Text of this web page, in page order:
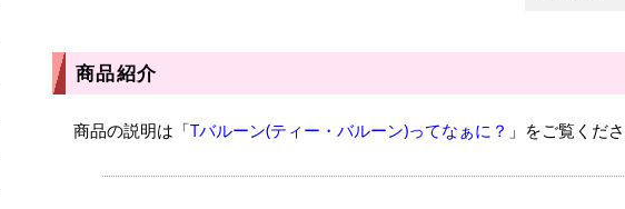
商品紹介
商品の説明は「Tバルーン(ティー・バルーン)ってなぁに？ 」をご覧くださ